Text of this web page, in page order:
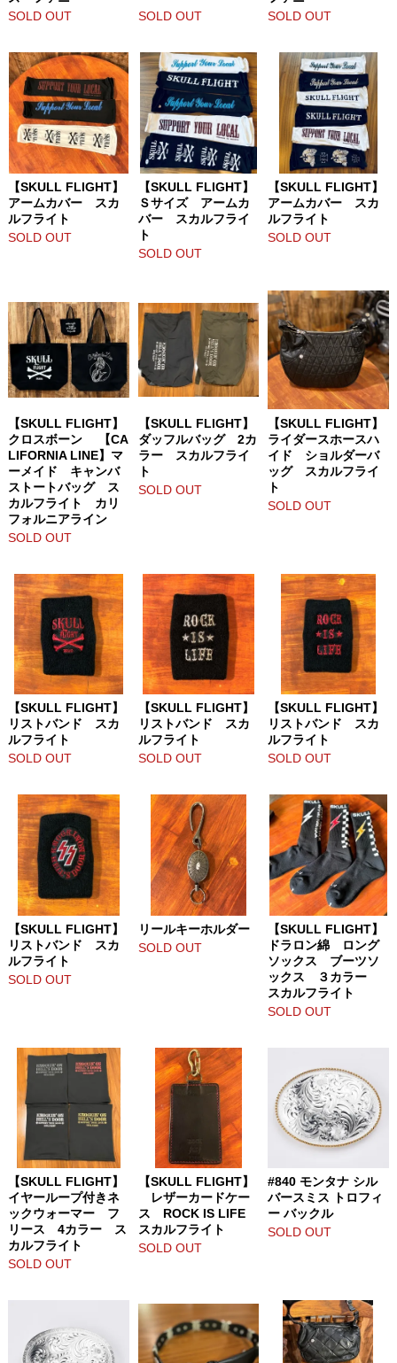
SOLD OUT
SOLD OUT
SOLD OUT
【SKULL FLIGHT】
アームカバー スカ
ルフライト
SOLD OUT
【SKULL FLIGHT】
Ｓサイズ アームカ
バー スカルフライ
ト
SOLD OUT
【SKULL FLIGHT】
アームカバー スカ
ルフライト
SOLD OUT
【SKULL FLIGHT】
クロスボーン 【CA
LIFORNIA LINE】マ
ーメイド キャンバ
ストートバッグ ス
カルフライト カリ
フォルニアライン
SOLD OUT
【SKULL FLIGHT】
ダッフルバッグ 2カ
ラー スカルフライ
ト
SOLD OUT
【SKULL FLIGHT】
ライダースホースハ
イド ショルダーバ
ッグ スカルフライ
ト
SOLD OUT
【SKULL FLIGHT】
リストバンド スカ
ルフライト
SOLD OUT
【SKULL FLIGHT】
リストバンド スカ
ルフライト
SOLD OUT
【SKULL FLIGHT】
リストバンド スカ
ルフライト
SOLD OUT
【SKULL FLIGHT】
リストバンド スカ
ルフライト
SOLD OUT
リールキーホルダー
SOLD OUT
【SKULL FLIGHT】
ドラロン綿 ロング
ソックス ブーツソ
ックス ３カラー
スカルフライト
SOLD OUT
【SKULL FLIGHT】
イヤーループ付きネ
ックウォーマー フ
リース 4カラー ス
カルフライト
SOLD OUT
【SKULL FLIGHT】
レザーカードケー
ス ROCK IS LIFE
スカルフライト
SOLD OUT
#840 モンタナ シル
バースミス トロフィ
ー バックル
SOLD OUT